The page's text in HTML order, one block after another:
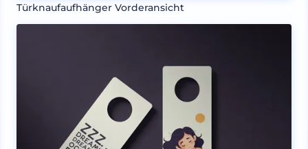
Türknaufaufhänger Vorderansicht